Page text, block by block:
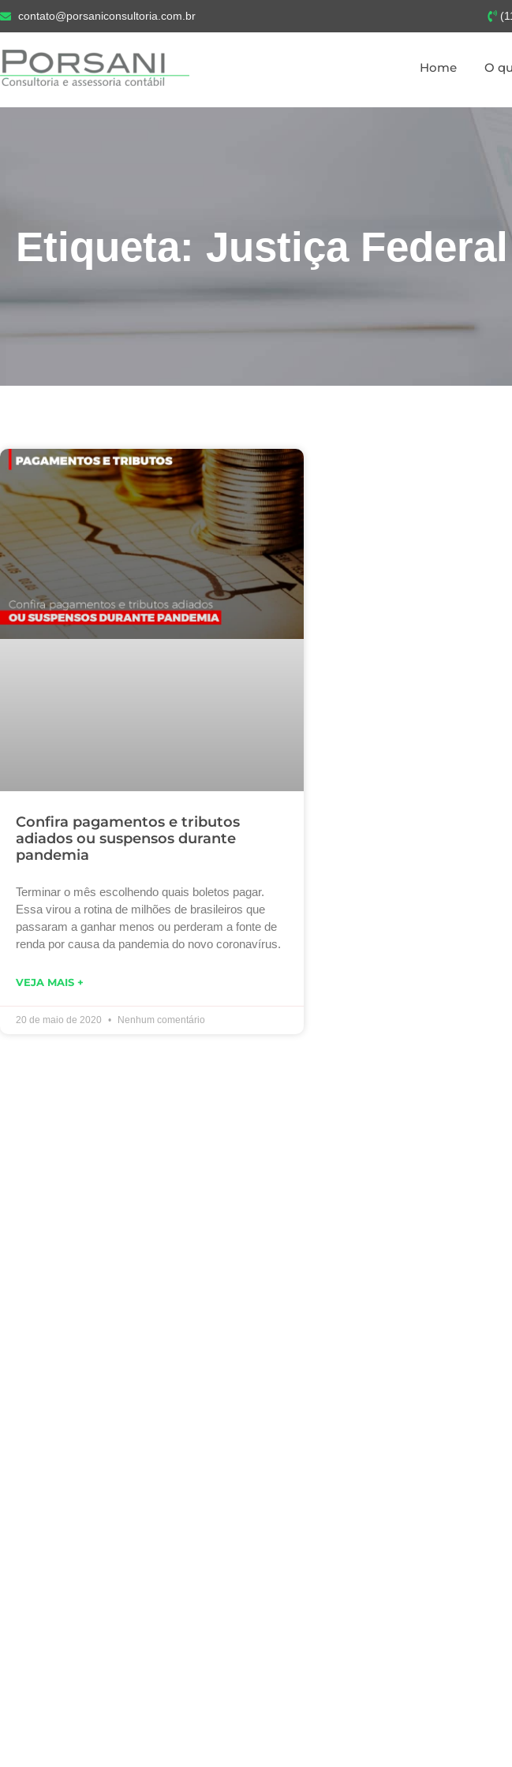
contato@porsaniconsultoria.com.br
Home O
Etiqueta: Justiça
Confira pagamentos e tributos
adiados ou suspensos durante
pandemia
Terminar o mês escolhendo quais boletos pagar.
Essa virou a rotina de milhões de brasileiros que
passaram a ganhar menos ou perderam a fonte de
renda por causa da pandemia do novo coronavírus.
VEJA MAIS +
20 de maio de 2020 Nenhum comentário